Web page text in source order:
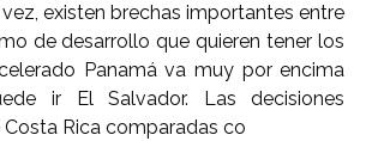
existen brechas importantes entre
de desarrollo que quieren tener los
Panamá va muy por encima
ir El Salvador. Las decisiones
Rica comparadas co